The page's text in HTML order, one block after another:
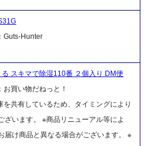
Guts-Hunter
る スキマで除湿110番 ２個入り DM便
買い物だねっと！
を共有しているため、タイミングにより
ざいます。 ※商品リニューアル等によ
届け商品と異なる場合がございます。 ※